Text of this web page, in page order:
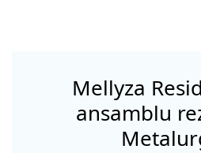
Mellyza
ansamblu